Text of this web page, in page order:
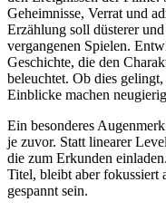
Geheimnisse, Verrat und
Erzählung soll düsterer
vergangenen Spielen.
Geschichte, die den
beleuchtet. Ob dies
Einblicke machen
Ein besonderes
je zuvor. Statt linearer
die zum Erkunden
Titel, bleibt aber fokussiert
gespannt sein.